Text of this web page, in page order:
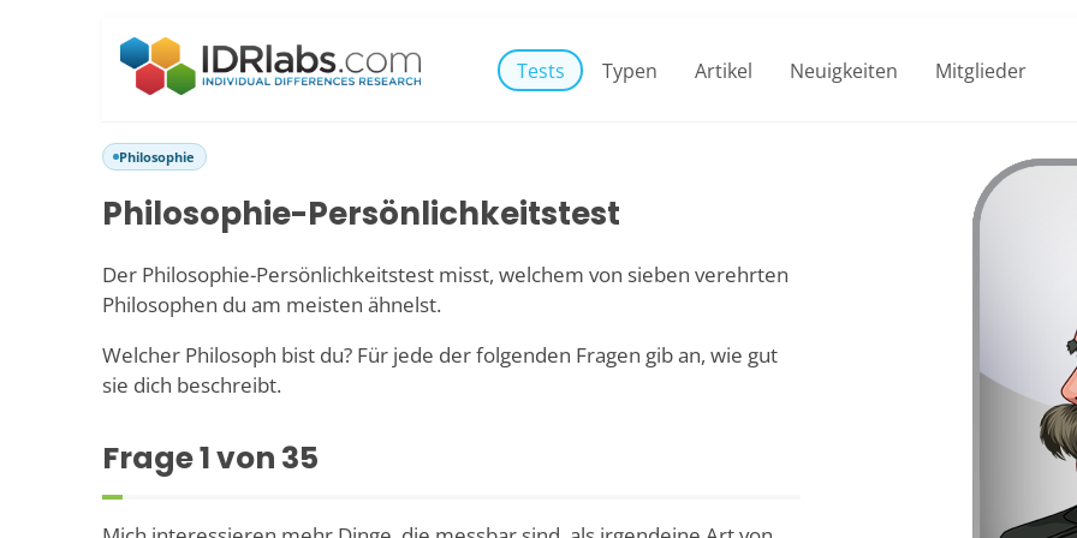
Tests Typen Artikel Neuigkeiten Mitglieder
Philosophie
Philosophie-Persönlichkeitstest
Der Philosophie-Persönlichkeitstest misst, welchem von sieben verehrten
Philosophen du am meisten ähnelst.
Welcher Philosoph bist du? Für jede der folgenden Fragen gib an, wie gut
sie dich beschreibt.
Frage1von 35